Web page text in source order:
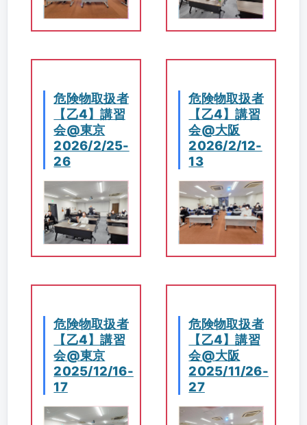
危険物取扱者
【乙4】講習
会@東京
2026/2/25-
26
危険物取扱者
【乙4】講習
会@大阪
2026/2/12-
13
危険物取扱者
【乙4】講習
会@東京
2025/12/16-
17
危険物取扱者
【乙4】講習
会@大阪
2025/11/26-
27